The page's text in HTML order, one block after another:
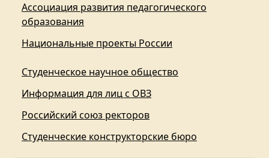
Ассоциация развития педагогического
образования
Национальные проекты России
Студенческое научное общество
Информация для лиц с ОВЗ
Российский союз ректоров
Студенческие конструкторские бюро